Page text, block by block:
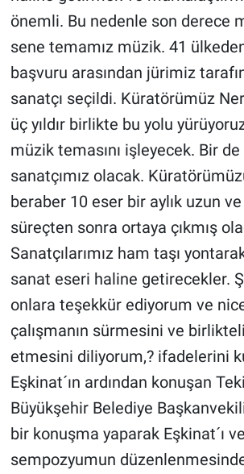
önemli. Bu nedenle son derece
sene temamız müzik. 41
başvuru arasından jürimiz
sanatçı seçildi. Küratörümüz
üç yıldır birlikte bu yolu
müzik temasını işleyecek. Bir
sanatçımız olacak.
beraber 10 eser bir aylık uzun
süreçten sonra ortaya çıkmış
Sanatçılarımız ham taşı
sanat eseri haline getirecekler.
onlara teşekkür ediyorum ve
çalışmanın sürmesini ve
etmesini diliyorum,? ifadelerini
Eşkinat´ın ardından konuşan
Büyükşehir Belediye
bir konuşma yaparak Eşkinat´ı ve
sempozyumun